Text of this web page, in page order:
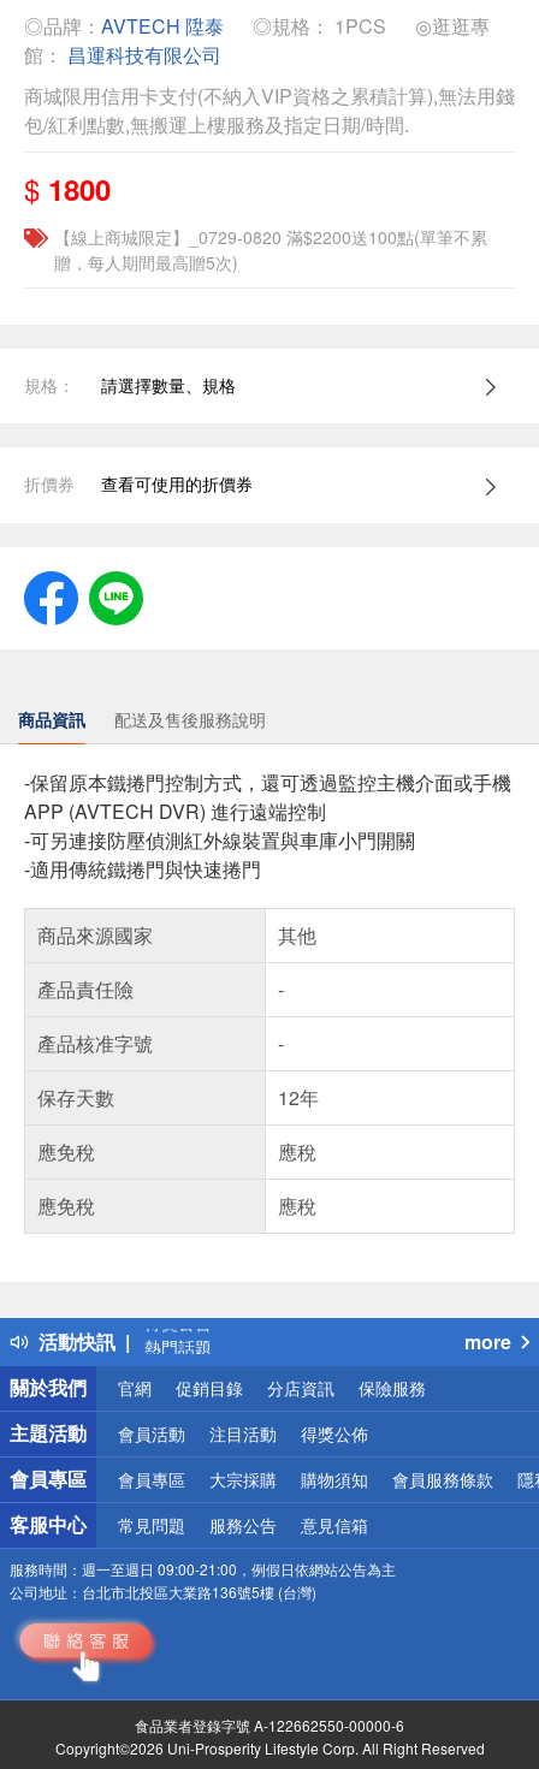
◎品牌： AVTECH 陞泰 ◎規格： 1PCS
◎逛逛專
館： 昌運科技有限公司
商城限用信用卡支付(不納入VIP資格之累積計算),無法用錢
包/紅利點數,無搬運上樓服務及指定日期/時間.
$ 1800
【線上商城限定】_0729-0820 滿$2200送100點(單筆不累
贈，每人期間最高贈5次)
規格： 請選擇數量、規格
折價券 查看可使用的折價券
商品資訊 配送及售後服務說明
-保留原本鐵捲門控制方式，還可透過監控主機介面或手機
APP (AVTECH DVR) 進行遠端控制
-可另連接防壓偵測紅外線裝置與車庫小門開關
-適用傳統鐵捲門與快速捲門
商品來源國家
其他
產品責任險
-
產品核准字號
-
保存天數
12年
應免稅
應稅
應免稅
應稅
活動快訊
得獎公告
熱門話題
銀行優惠
偏遠地區配送
詐騙網頁！請小心！
more
關於我們
官網 促銷目錄 分店資訊 保險服務
主題活動 會員活動 注目活動 得獎公佈
會員專區 會員專區 大宗採購 購物須知 會員服務條款 隱
客服中心 常見問題 服務公告 意見信箱
服務時間： 週一至週日 09:00-21:00，例假日依網站公告為主
公司地址： 台北市北投區大業路136號5樓 (台灣)
食品業者登錄字號 A-122662550-00000-6
Copyright©2026 Uni-Prosperity Lifestyle Corp. All Right Reserved